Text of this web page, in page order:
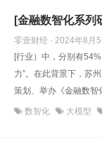
[金融数智化系
零壹财经 · 2024年8月5
[行业）中，分别有
力”。在此背景下，苏
策划、举办《金融数智
数智化 大模型